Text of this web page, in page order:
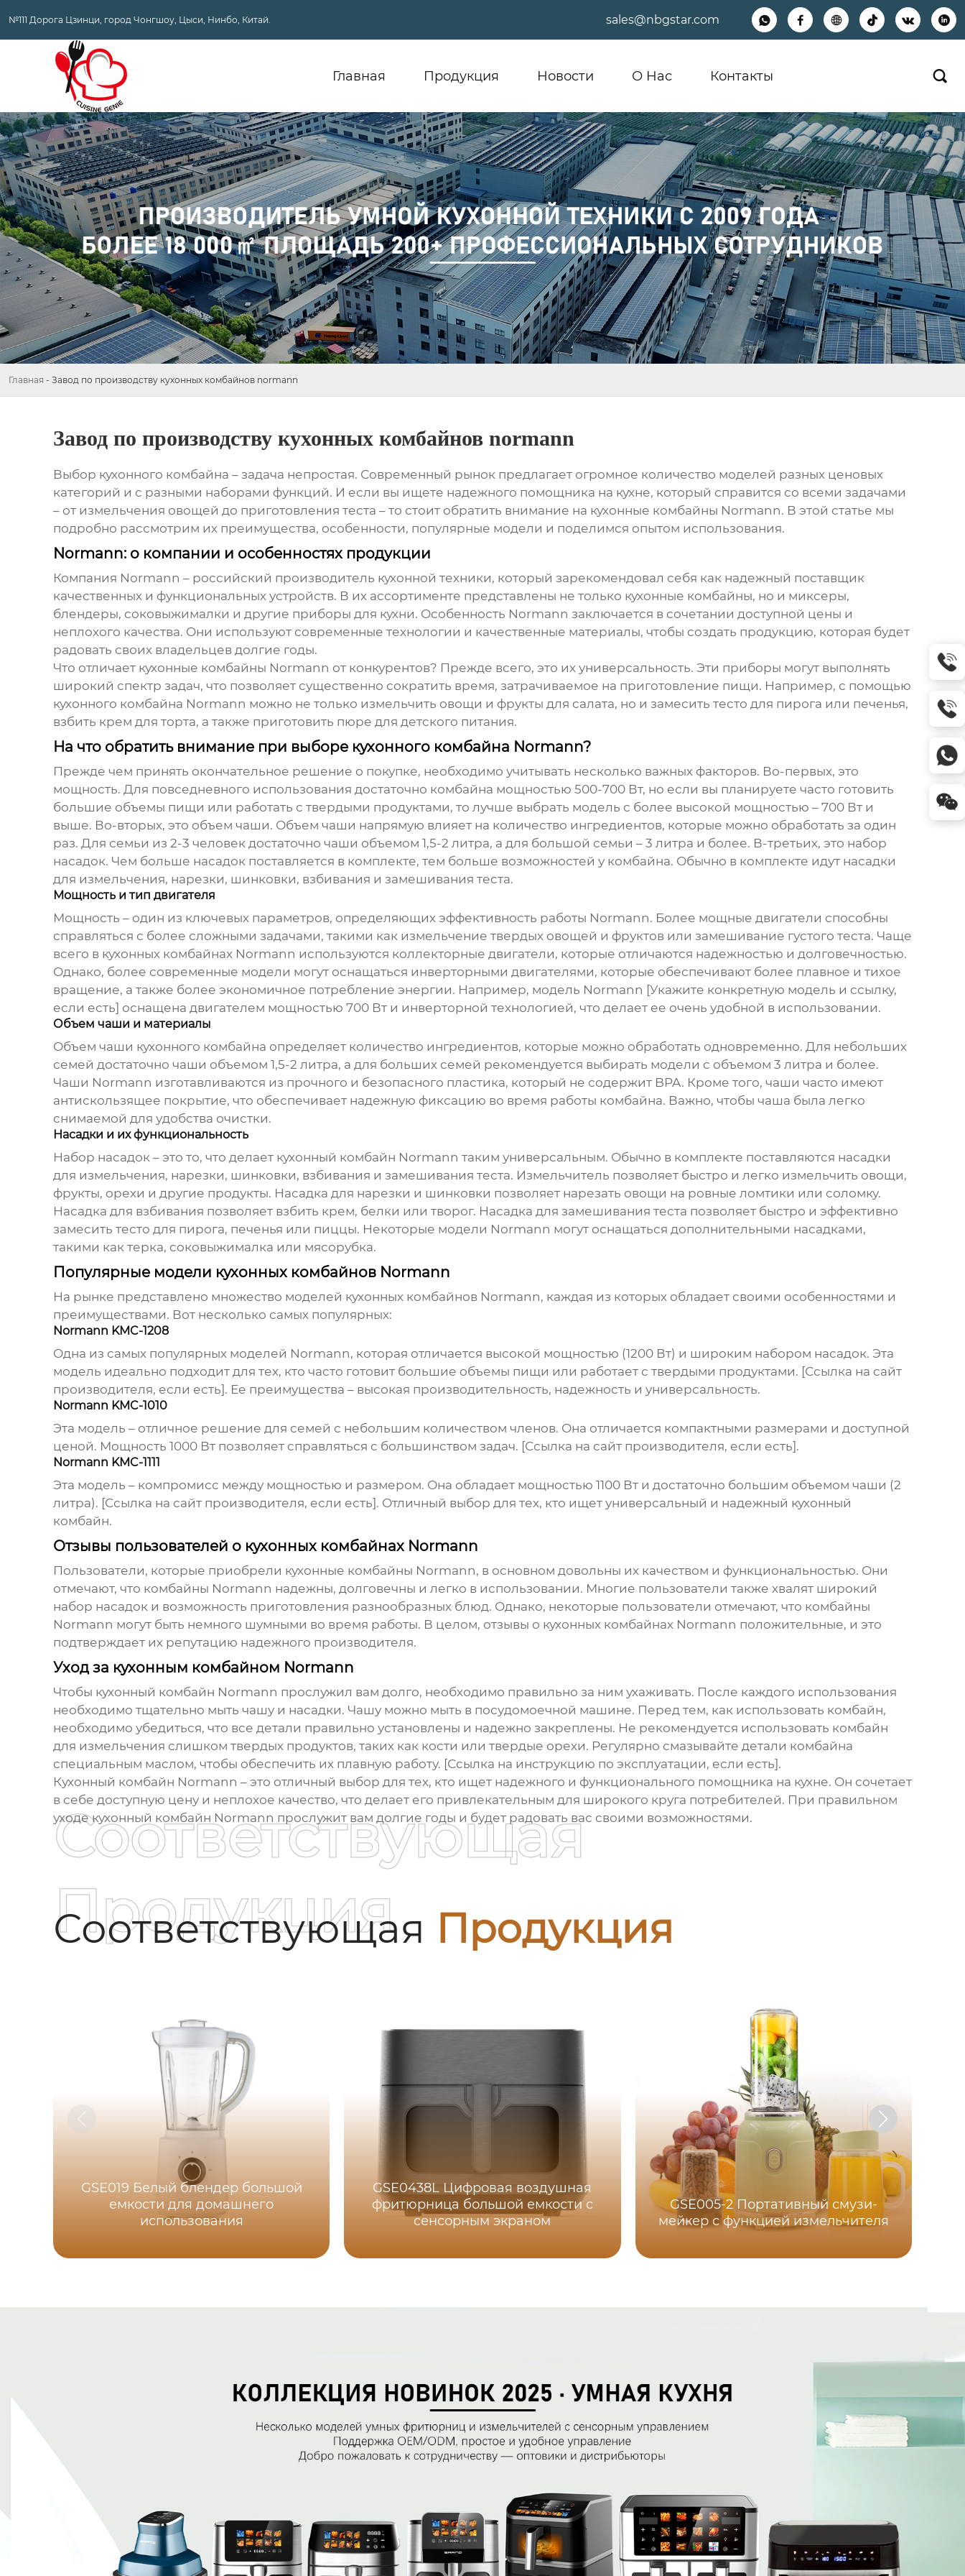
№111 Дорога Цзинци, город Чонгшоу, Цыси, Нинбо, Китай. sales@nbgstar.com      
Главная Продукция Новости О Hас Контакты 
Главная - Завод по производству кухонных комбайнов normann
Завод по производству кухонных комбайнов normann
Выбор кухонного комбайна – задача непростая. Современный рынок предлагает огромное количество моделей разных ценовых
категорий и с разными наборами функций. И если вы ищете надежного помощника на кухне, который справится со всеми задачами
– от измельчения овощей до приготовления теста – то стоит обратить внимание на кухонные комбайны Normann. В этой статье мы
подробно рассмотрим их преимущества, особенности, популярные модели и поделимся опытом использования.
Normann: о компании и особенностях продукции
Компания Normann – российский производитель кухонной техники, который зарекомендовал себя как надежный поставщик
качественных и функциональных устройств. В их ассортименте представлены не только кухонные комбайны, но и миксеры,
блендеры, соковыжималки и другие приборы для кухни. Особенность Normann заключается в сочетании доступной цены и
неплохого качества. Они используют современные технологии и качественные материалы, чтобы создать продукцию, которая будет
радовать своих владельцев долгие годы.
Что отличает кухонные комбайны Normann от конкурентов? Прежде всего, это их универсальность. Эти приборы могут выполнять
широкий спектр задач, что позволяет существенно сократить время, затрачиваемое на приготовление пищи. Например, с помощью
кухонного комбайна Normann можно не только измельчить овощи и фрукты для салата, но и замесить тесто для пирога или печенья,
взбить крем для торта, а также приготовить пюре для детского питания.
На что обратить внимание при выборе кухонного комбайна Normann?
Прежде чем принять окончательное решение о покупке, необходимо учитывать несколько важных факторов. Во-первых, это
мощность. Для повседневного использования достаточно комбайна мощностью 500-700 Вт, но если вы планируете часто готовить
большие объемы пищи или работать с твердыми продуктами, то лучше выбрать модель с более высокой мощностью – 700 Вт и
выше. Во-вторых, это объем чаши. Объем чаши напрямую влияет на количество ингредиентов, которые можно обработать за один
раз. Для семьи из 2-3 человек достаточно чаши объемом 1,5-2 литра, а для большой семьи – 3 литра и более. В-третьих, это набор
насадок. Чем больше насадок поставляется в комплекте, тем больше возможностей у комбайна. Обычно в комплекте идут насадки
для измельчения, нарезки, шинковки, взбивания и замешивания теста.
Мощность и тип двигателя
Мощность – один из ключевых параметров, определяющих эффективность работы Normann. Более мощные двигатели способны
справляться с более сложными задачами, такими как измельчение твердых овощей и фруктов или замешивание густого теста. Чаще
всего в кухонных комбайнах Normann используются коллекторные двигатели, которые отличаются надежностью и долговечностью.
Однако, более современные модели могут оснащаться инверторными двигателями, которые обеспечивают более плавное и тихое
вращение, а также более экономичное потребление энергии. Например, модель Normann [Укажите конкретную модель и ссылку,
если есть] оснащена двигателем мощностью 700 Вт и инверторной технологией, что делает ее очень удобной в использовании.
Объем чаши и материалы
Объем чаши кухонного комбайна определяет количество ингредиентов, которые можно обработать одновременно. Для небольших
семей достаточно чаши объемом 1,5-2 литра, а для больших семей рекомендуется выбирать модели с объемом 3 литра и более.
Чаши Normann изготавливаются из прочного и безопасного пластика, который не содержит BPA. Кроме того, чаши часто имеют
антискользящее покрытие, что обеспечивает надежную фиксацию во время работы комбайна. Важно, чтобы чаша была легко
снимаемой для удобства очистки.
Насадки и их функциональность
Набор насадок – это то, что делает кухонный комбайн Normann таким универсальным. Обычно в комплекте поставляются насадки
для измельчения, нарезки, шинковки, взбивания и замешивания теста. Измельчитель позволяет быстро и легко измельчить овощи,
фрукты, орехи и другие продукты. Насадка для нарезки и шинковки позволяет нарезать овощи на ровные ломтики или соломку.
Насадка для взбивания позволяет взбить крем, белки или творог. Насадка для замешивания теста позволяет быстро и эффективно
замесить тесто для пирога, печенья или пиццы. Некоторые модели Normann могут оснащаться дополнительными насадками,
такими как терка, соковыжималка или мясорубка.
Популярные модели кухонных комбайнов Normann
На рынке представлено множество моделей кухонных комбайнов Normann, каждая из которых обладает своими особенностями и
преимуществами. Вот несколько самых популярных:
Normann KMC-1208
Одна из самых популярных моделей Normann, которая отличается высокой мощностью (1200 Вт) и широким набором насадок. Эта
модель идеально подходит для тех, кто часто готовит большие объемы пищи или работает с твердыми продуктами. [Ссылка на сайт
производителя, если есть]. Ее преимущества – высокая производительность, надежность и универсальность.
Normann KMC-1010
Эта модель – отличное решение для семей с небольшим количеством членов. Она отличается компактными размерами и доступной
ценой. Мощность 1000 Вт позволяет справляться с большинством задач. [Ссылка на сайт производителя, если есть].
Normann KMC-1111
Эта модель – компромисс между мощностью и размером. Она обладает мощностью 1100 Вт и достаточно большим объемом чаши (2
литра). [Ссылка на сайт производителя, если есть]. Отличный выбор для тех, кто ищет универсальный и надежный кухонный
комбайн.
Отзывы пользователей о кухонных комбайнах Normann
Пользователи, которые приобрели кухонные комбайны Normann, в основном довольны их качеством и функциональностью. Они
отмечают, что комбайны Normann надежны, долговечны и легко в использовании. Многие пользователи также хвалят широкий
набор насадок и возможность приготовления разнообразных блюд. Однако, некоторые пользователи отмечают, что комбайны
Normann могут быть немного шумными во время работы. В целом, отзывы о кухонных комбайнах Normann положительные, и это
подтверждает их репутацию надежного производителя.
Уход за кухонным комбайном Normann
Чтобы кухонный комбайн Normann прослужил вам долго, необходимо правильно за ним ухаживать. После каждого использования
необходимо тщательно мыть чашу и насадки. Чашу можно мыть в посудомоечной машине. Перед тем, как использовать комбайн,
необходимо убедиться, что все детали правильно установлены и надежно закреплены. Не рекомендуется использовать комбайн
для измельчения слишком твердых продуктов, таких как кости или твердые орехи. Регулярно смазывайте детали комбайна
специальным маслом, чтобы обеспечить их плавную работу. [Ссылка на инструкцию по эксплуатации, если есть].
Кухонный комбайн Normann – это отличный выбор для тех, кто ищет надежного и функционального помощника на кухне. Он сочетает
в себе доступную цену и неплохое качество, что делает его привлекательным для широкого круга потребителей. При правильном
уходе кухонный комбайн Normann прослужит вам долгие годы и будет радовать вас своими возможностями.
Соответствующая Продукция
Соответствующая
Продукция
GSE019 Белый блендер большой
емкости для домашнего
использования
GSE0438L Цифровая воздушная
фритюрница большой емкости с
сенсорным экраном
GSE005-2 Портативный смузи-
мейкер с функцией измельчителя